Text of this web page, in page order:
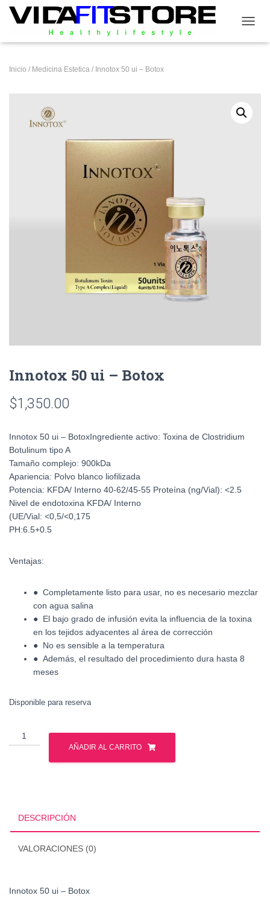
Inicio / Medicina Estetica / Innotox 50 ui – Botox
Innotox 50 ui – Botox
$1,350.00
Innotox 50 ui – BotoxIngrediente activo: Toxina de Clostridium
Botulinum tipo A
Tamaño complejo: 900kDa
Apariencia: Polvo blanco liofilizada
Potencia: KFDA/ Interno 40-62/45-55 Proteína (ng/Vial): <2.5
Nivel de endotoxina KFDA/ Interno
(UE/Vial: <0,5/<0,175
PH:6.5+0.5
Ventajas:
● Completamente listo para usar, no es necesario mezclar
con agua salina
● El bajo grado de infusión evita la influencia de la toxina
en los tejidos adyacentes al área de corrección
● No es sensible a la temperatura
● Además, el resultado del procedimiento dura hasta 8
meses
Disponible para reserva
Innotox
50
AÑADIR AL CARRITO
DESCRIPCIÓN
VALORACIONES (0)
Innotox 50 ui – Botox